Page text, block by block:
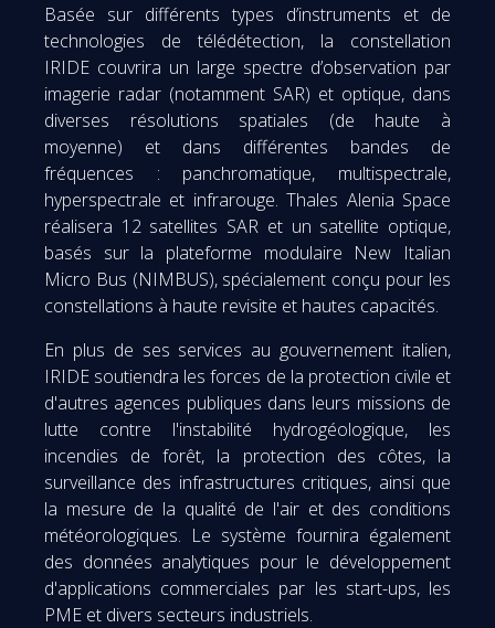
Basée sur différents types d’instruments et de
technologies de télédétection, la constellation
IRIDE couvrira un large spectre d’observation par
imagerie radar (notamment SAR) et optique, dans
diverses résolutions spatiales (de haute à
moyenne) et dans différentes bandes de
fréquences : panchromatique, multispectrale,
hyperspectrale et infrarouge. Thales Alenia Space
réalisera 12 satellites SAR et un satellite optique,
basés sur la plateforme modulaire New Italian
Micro Bus (NIMBUS), spécialement conçu pour les
constellations à haute revisite et hautes capacités.
En plus de ses services au gouvernement italien,
IRIDE soutiendra les forces de la protection civile et
d'autres agences publiques dans leurs missions de
lutte contre l'instabilité hydrogéologique, les
incendies de forêt, la protection des côtes, la
surveillance des infrastructures critiques, ainsi que
la mesure de la qualité de l'air et des conditions
météorologiques. Le système fournira également
des données analytiques pour le développement
d'applications commerciales par les start-ups, les
PME et divers secteurs industriels.